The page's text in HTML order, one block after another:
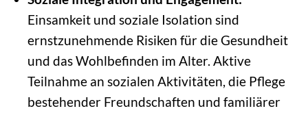
Einsamkeit und soziale Isolation sind
ernstzunehmende Risiken für die Gesundheit
und das Wohlbefinden im Alter. Aktive
Teilnahme an sozialen Aktivitäten, die Pflege
bestehender Freundschaften und familiärer